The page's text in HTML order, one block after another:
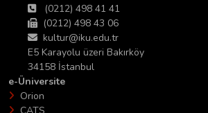
(0212) 498 41 41
(0212) 498 43 06
kultur@iku.edu.tr
E5 Karayolu üzeri Bakırköy
34158 İstanbul
e-Üniversite
Orion